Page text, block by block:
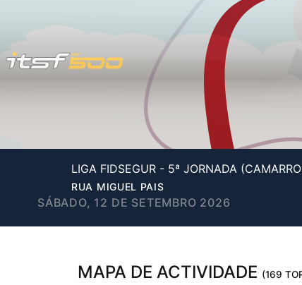
LIGA FIDSEGUR - 5ª JORNADA
RUA MIGUEL PAIS
SÁBADO, 12 DE SETEMBRO 2026
MAPA DE ACTIVIDADE (169